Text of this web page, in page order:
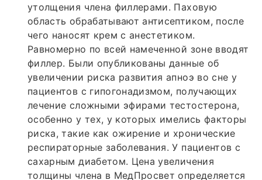
утолщения члена филлерами. Паховую
область обрабатывают антисептиком, после
чего наносят крем с анестетиком.
Равномерно по всей намеченной зоне вводят
филлер. Были опубликованы данные об
увеличении риска развития апноэ во сне у
пациентов с гипогонадизмом, получающих
лечение сложными эфирами тестостерона,
особенно у тех, у которых имелись факторы
риска, такие как ожирение и хронические
респираторные заболевания. У пациентов с
сахарным диабетом. Цена увеличения
толщины члена в МедПросвет определяется